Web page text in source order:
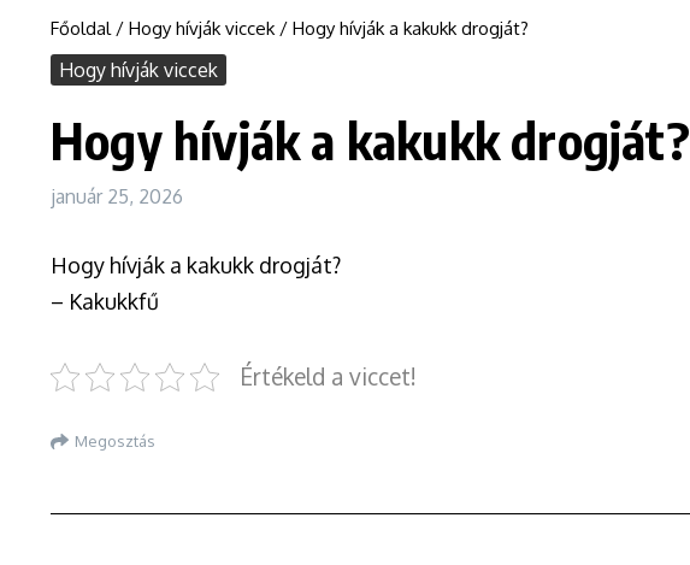
Főoldal/ Hogy hívják viccek/ Hogy hívják a kakukk drogját?
Hogy hívják viccek
Hogy hívják a kakukk drogját?
január 25, 2026
Hogy hívják a kakukk drogját?
– Kakukkfű
Értékeld a viccet!
Megosztás